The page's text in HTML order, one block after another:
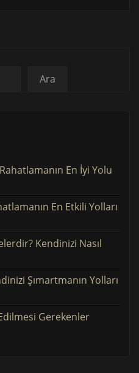
Ara
En İyi Yolu
En Etkili Yolları
Kendinizi Nasıl
Şımartmanın Yolları
Gerekenler